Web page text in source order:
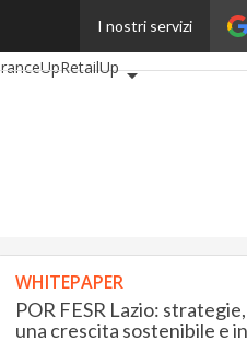
I nostri servizi
RetailUp
WHITEPAPER
POR FESR Lazio:
una crescita sostenibile e